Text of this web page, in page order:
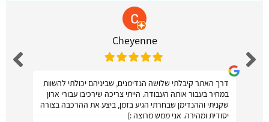
Cheyenne
דרך האתר קיבלתי שלושה הנדימנים, שביניהם יכולתי להשוות
במחיר בעבור אותה העבודה. הייתי צריכה שירכיבו עבורי ארון
שקניתי וההנדימן שבחרתי הגיע בזמן, ביצע את ההרכבה בצורה
יסודית ומהירה. אני ממש מרוצה :)